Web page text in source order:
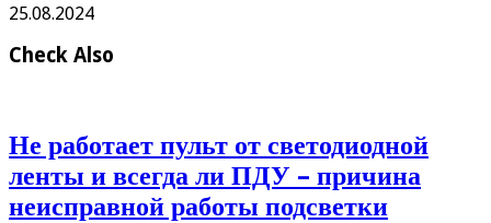
25.08.2024
Check Also
Не работает пульт от светодиодной
ленты и всегда ли ПДУ – причина
неисправной работы подсветки